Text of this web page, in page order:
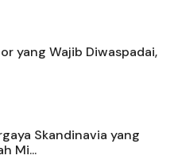
yang Wajib Diwaspadai,
Skandinavia yang
Mi...